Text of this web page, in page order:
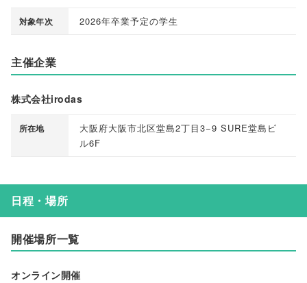
対象年次 2026年卒業予定の学生
主催企業
株式会社irodas
所在地
大阪府大阪市北区堂島2丁目3−9 SURE堂島ビ
ル6F
日程・場所
開催場所一覧
オンライン開催